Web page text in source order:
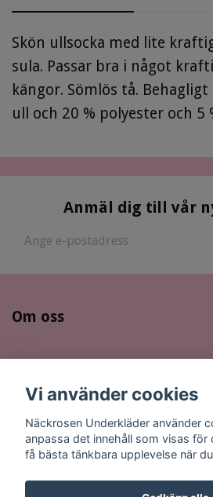
Skön ullsocka med lite
sula. Passar bra i något
kängor. Sömlös tå.
ull och 20 % polyester och 5
Anmäl dig till vår
Om oss
Sociala medier
Vi använder cookies
Näckrosen Underkläder använder
anpassa det innehåll som visas
få bästa tänkbara upplevelse när